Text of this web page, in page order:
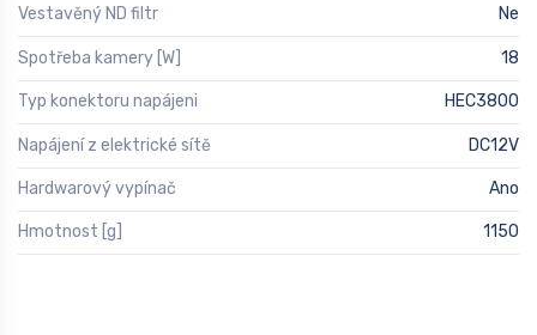
Vestavěný ND filtr Ne
Spotřeba kamery [W] 18
Typ konektoru napájeni HEC3800
Napájení z elektrické sítě DC12V
Hardwarový vypínač Ano
Hmotnost [g] 1150